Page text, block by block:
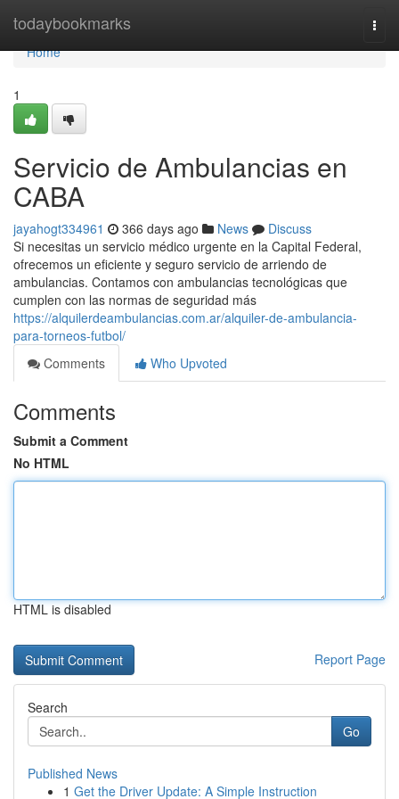
todaybookmarks
Home
Home
1
Servicio de Ambulancias en
CABA
jayahogt334961 366 days ago News
Discuss
Si necesitas un servicio médico urgente en la Capital Federal,
ofrecemos un eficiente y seguro servicio de arriendo de
ambulancias. Contamos con ambulancias tecnológicas que
cumplen con las normas de seguridad más
https://alquilerdeambulancias.com.ar/alquiler-de-ambulancia-
para-torneos-futbol/
Comments
Who Upvoted
Comments
Submit a Comment
No HTML
HTML is disabled
Report Page
Search
Go
Published News
1 Get the Driver Update: A Simple Instruction